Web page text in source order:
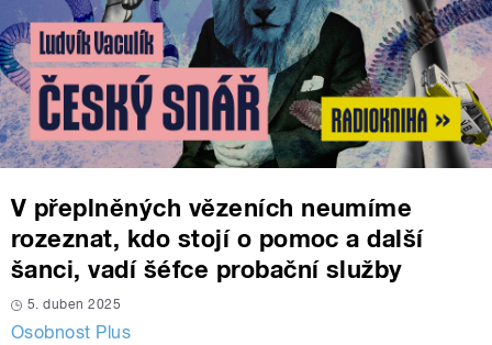
V přeplněných vězeních neumíme
rozeznat, kdo stojí o pomoc a další
šanci, vadí šéfce probační služby
5. duben 2025
Osobnost Plus